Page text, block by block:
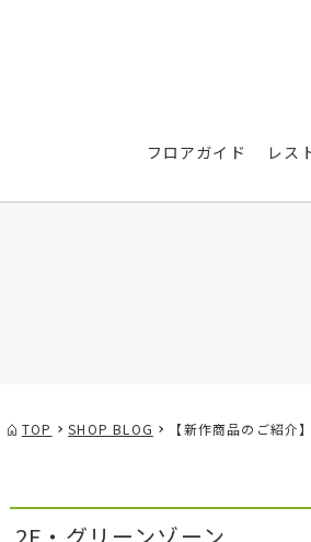
フロアガイド レス
TOP SHOP BLOG 【新作商品のご紹